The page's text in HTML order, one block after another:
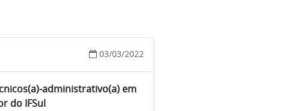
03/03/2022
administrativo(a) em
do IFSul